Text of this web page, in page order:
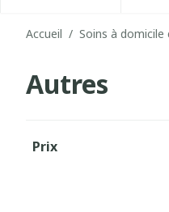
Accueil / Soins à
Autres
Prix